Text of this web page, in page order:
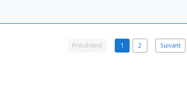
Précédent 1 2 Suivant